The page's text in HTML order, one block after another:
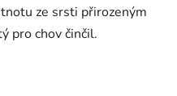
ze srsti přirozeným
pro chov činčil.